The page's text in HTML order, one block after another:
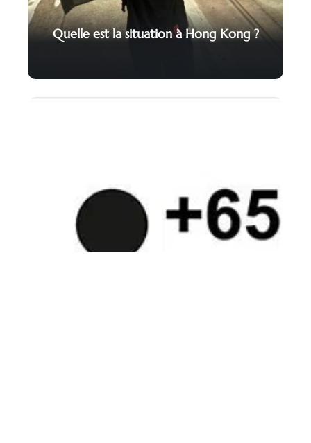
Quelle est la situation à Hong Kong ?